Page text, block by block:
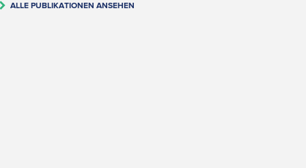
ALLE PUBLIKATIONEN ANSEHEN